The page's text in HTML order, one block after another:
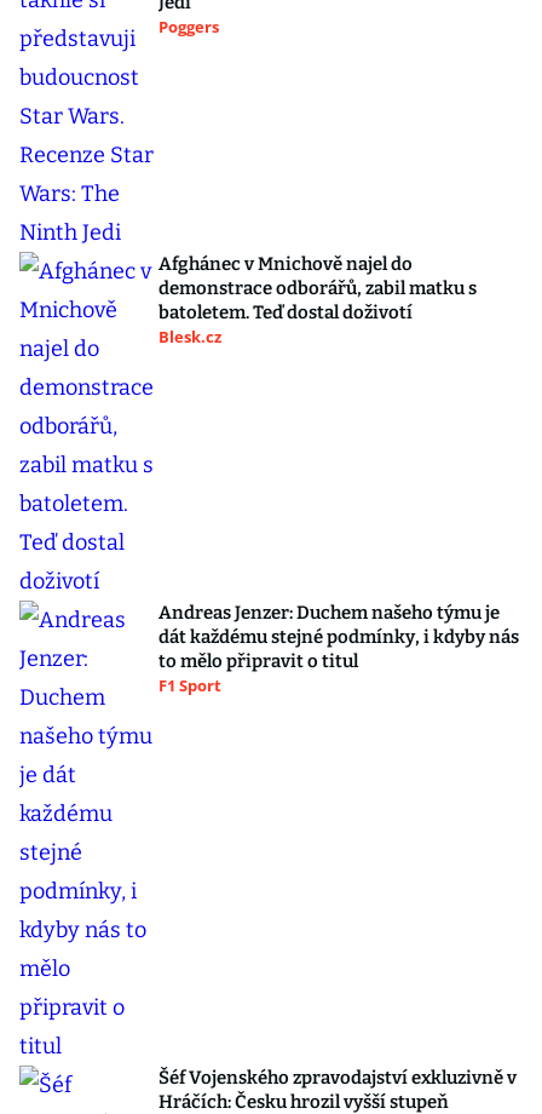
Poggers
Afghánec v Mnichově najel do
demonstrace odborářů, zabil matku s
batoletem. Teď dostal doživotí
Blesk.cz
Andreas Jenzer: Duchem našeho týmu je
dát každému stejné podmínky, i kdyby nás
to mělo připravit o titul
F1 Sport
Šéf Vojenského zpravodajství exkluzivně v
Hráčích: Česku hrozil vyšší stupeň